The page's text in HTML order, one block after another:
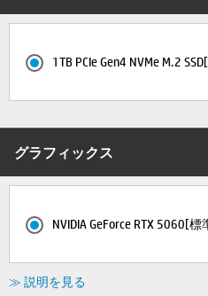
1TB PCIe Gen4 NVMe M.2
グラフィックス
NVIDIA GeForce RTX 5060[標
≫ 説明を見る